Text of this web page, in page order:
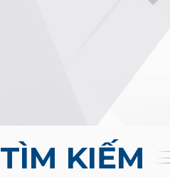
TÌM KIẾM